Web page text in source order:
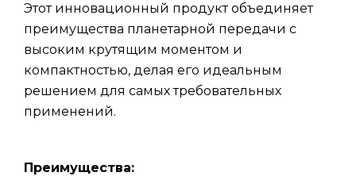
Этот инновационный продукт объединяет
преимущества планетарной передачи с
высоким крутящим моментом и
компактностью, делая его идеальным
решением для самых требовательных
применений.
Преимущества: